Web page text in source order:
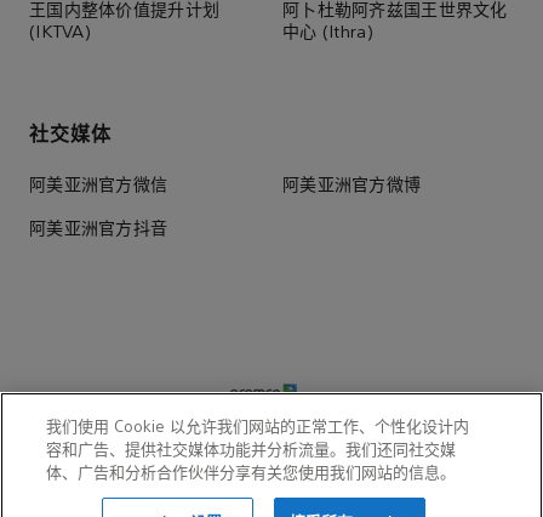
王国内整体价值提升计划
(IKTVA)
阿卜杜勒阿齐兹国王世界文化
中心 (Ithra)
社交媒体
阿美亚洲官方微信 阿美亚洲官方微博
阿美亚洲官方抖音
© 2026 阿美远东（北京）商业服务有限公司 Aramco Far East
(Beijing) Business Services Co., Ltd. 电话：(+86 10)8590 5900
我们使用 Cookie 以允许我们网站的正常工作、个性化设计内
容和广告、提供社交媒体功能并分析流量。我们还同社交媒
体、广告和分析合作伙伴分享有关您使用我们网站的信息。